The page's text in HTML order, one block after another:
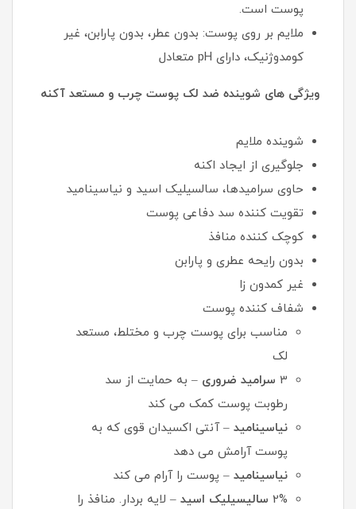
پوست است.
ملایم بر روی پوست: بدون عطر، بدون پارابن، غیر
کومدوژنیک، دارای pH متعادل
ویژگی های شوینده ضد لک پوست چرب و مستعد آکنه
شوینده ملایم
جلوگیری از ایجاد اکنه
حاوی سرامیدها، سالسیلیک اسید و نیاسینامید
تقویت کننده سد دفاعی پوست
کوچک کننده منافذ
بدون رایحه عطری و پارابن
غیر کمدون زا
شفاف کننده پوست
مناسب برای پوست چرب و مختلط، مستعد
لک
3 سرامید ضروری – به حمایت از سد
رطوبت پوست کمک می کند
نیاسینامید – آنتی اکسیدان قوی که به
پوست آرامش می دهد
نیاسینامید – پوست را آرام می کند
2% سالیسیلیک اسید – لایه بردار. منافذ را